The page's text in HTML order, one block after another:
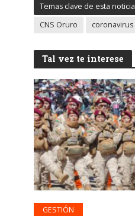
Temas clave de esta noticia
CNS Oruro
coronavirus
Tal vez te interese
GESTIÓN